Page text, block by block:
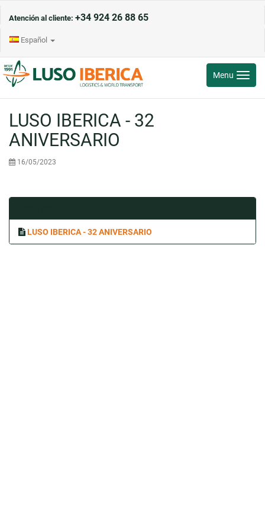
Atención al cliente: +34 924 26 88 65
Español
Toggle
Menu
LUSO IBERICA - 32
ANIVERSARIO
16/05/2023
LUSO IBERICA - 32 ANIVERSARIO